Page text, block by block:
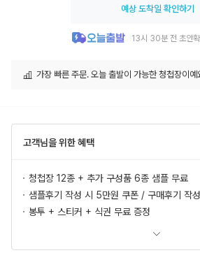
예상 도착일 확인하기
13시 30분 전 초안
가장 빠른 주문. 오늘 출발이 가능한 청첩장이예
고객님을 위한 혜택
청첩장 12종 + 추가 구성품 6종 샘플 무료
샘플후기 작성 시 5만원 쿠폰 / 구매후기 작
봉투 + 스티커 + 식권 무료 증정